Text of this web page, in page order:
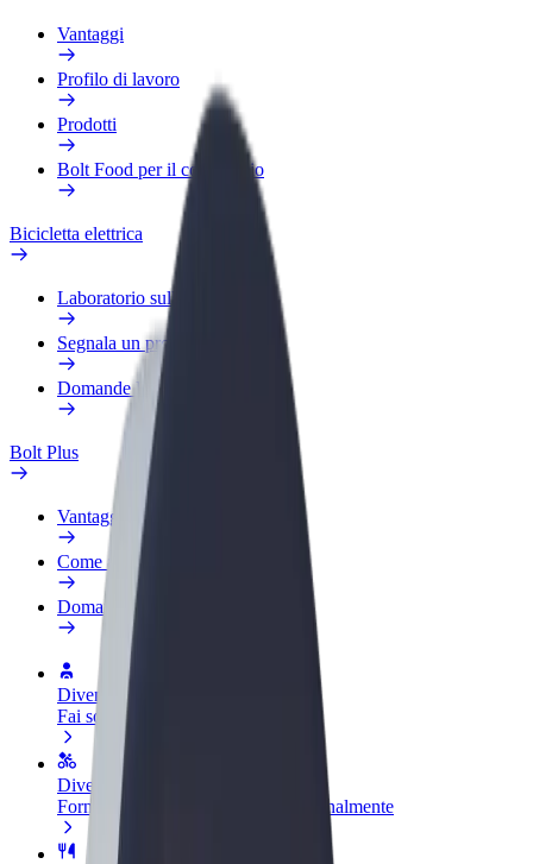
Vantaggi
Profilo di lavoro
Prodotti
Bolt Food per il commercio
Bicicletta elettrica
Laboratorio sulla Sicurezza
Segnala un problema
Domande Frequenti
Bolt Plus
Vantaggi
Come aderire
Domande Frequenti
Diventa un driver
Fai soldi alle tue condizioni
Diventa un autista Bolt
Fornisci cibo e ricevi pagato settimanalmente